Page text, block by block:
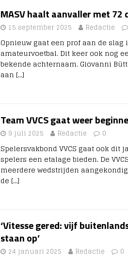
MASV haalt aanvaller met 72
15 september 2025 Redactie
Opnieuw gaat een prof aan de slag
amateurvoetbal. Dit keer ook nog
bekende achternaam. Giovanni
aan […]
Team VVCS gaat weer
9 juli 2025 Redactie 0
Spelersvakbond VVCS gaat ook dit
spelers een etalage bieden. De
meerdere wedstrijden
de […]
‘Vitesse gered: vijf
staan op’
24 januari 2025 Redactie 0